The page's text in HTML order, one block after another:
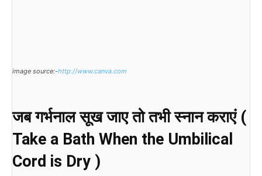
image source:-http://www.canva.com
जब गर्भनाल सूख जाए तो तभी स्नान कराएं (
Take a Bath When the Umbilical
Cord is Dry )